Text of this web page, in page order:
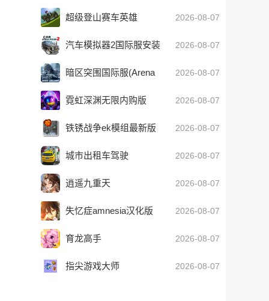
超级登山赛车英雄 2026-08-07
汽车模拟器2国际服安装
2026-08-07
暗区突围国际服(Arena
2026-08-07
霓虹深渊无限内购版 2026-08-07
铁锈战争ek模组最新版
2026-08-07
城市出租车驾驶 2026-08-07
逍遥九重天 2026-08-07
失忆症amnesia汉化版
2026-08-07
育龙高手 2026-08-07
指尖游戏大师 2026-08-07